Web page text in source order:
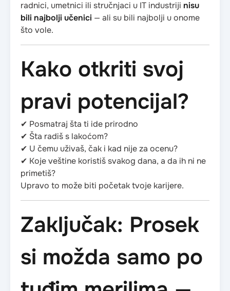
radnici, umetnici ili stručnjaci u IT industriji nisu
bili najbolji učenici — ali su bili najbolji u onome
što vole.
Kako otkriti svoj
pravi potencijal?
✔ Posmatraj šta ti ide prirodno
✔ Šta radiš s lakoćom?
✔ U čemu uživaš, čak i kad nije za ocenu?
✔ Koje veštine koristiš svakog dana, a da ih ni ne
primetiš?
Upravo to može biti početak tvoje karijere.
Zaključak: Prosek
si možda samo po